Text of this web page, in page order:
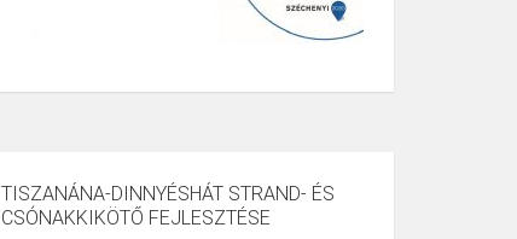
TISZANÁNA-DINNYÉSHÁT STRAND- ÉS
CSÓNAKKIKÖTŐ FEJLESZTÉSE